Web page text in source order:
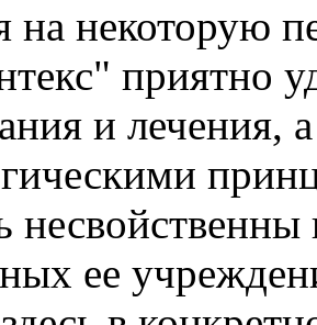
на некоторую
приятно
и лечения,
ее